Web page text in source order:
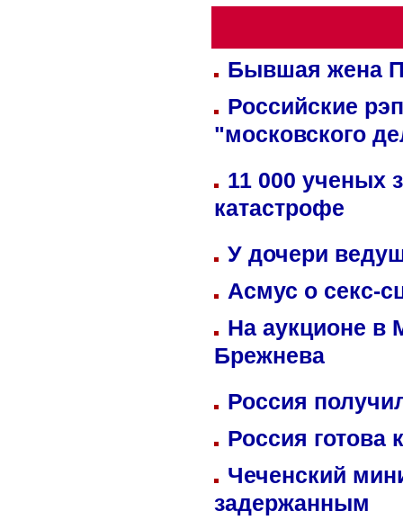
Бывшая жена
Российские
"московского
11 000 ученых
катастрофе
У дочери
Асмус о секс-
На аукционе в
Брежнева
Россия
Россия готова
Чеченский
задержанным